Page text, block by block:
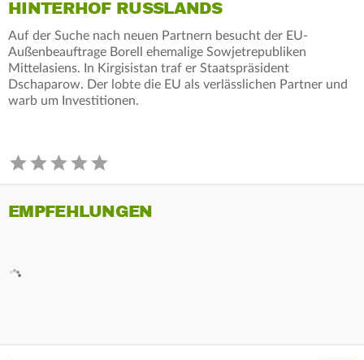
HINTERHOF RUSSLANDS
Auf der Suche nach neuen Partnern besucht der EU-
Außenbeauftrage Borell ehemalige Sowjetrepubliken
Mittelasiens. In Kirgisistan traf er Staatspräsident
Dschaparow. Der lobte die EU als verlässlichen Partner und
warb um Investitionen.
EMPFEHLUNGEN